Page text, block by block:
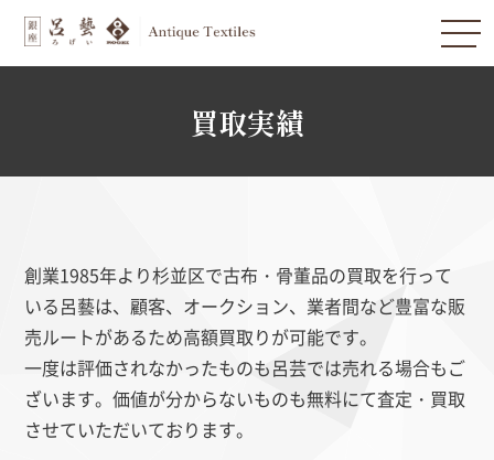
買取実績
創業1985年より杉並区で古布・骨董品の買取を行って
いる呂藝は、顧客、オークション、業者間など豊富な販
売ルートがあるため高額買取りが可能です。
一度は評価されなかったものも呂芸では売れる場合もご
ざいます。価値が分からないものも無料にて査定・買取
させていただいております。